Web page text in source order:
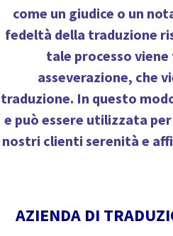
come un giudice o un
fedeltà della traduzione
tale processo
asseverazione, che
traduzione. In questo
e può essere utilizzata
nostri clienti serenità e
AZIENDA DI